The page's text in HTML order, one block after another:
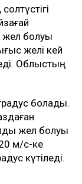
бірқатар
жариялады,
жасалды